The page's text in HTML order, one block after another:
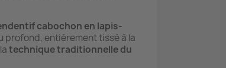
cabochon en lapis-
profond, entièrement tissé à la
technique traditionnelle du